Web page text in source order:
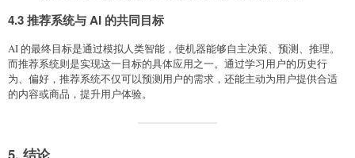
4.3 推荐系统与 AI 的共同目标
AI 的最终目标是通过模拟人类智能，使机器能够自主决策、预测、推理。
而推荐系统则是实现这一目标的具体应用之一。通过学习用户的历史行
为、偏好，推荐系统不仅可以预测用户的需求，还能主动为用户提供合适
的内容或商品，提升用户体验。
5. 结论